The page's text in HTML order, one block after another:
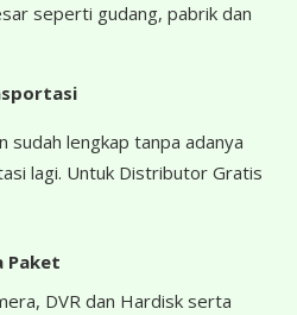
seperti gudang, pabrik dan
sudah lengkap tanpa adanya
lagi. Untuk Distributor Gratis
Paket
DVR dan Hardisk serta